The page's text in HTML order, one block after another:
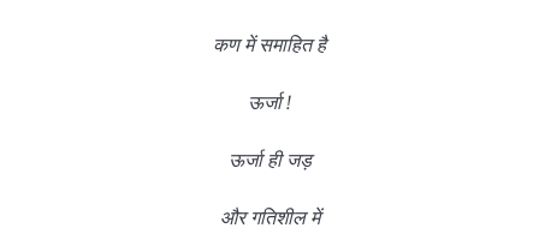
कण में समाहित है
ऊर्जा !
ऊर्जा ही जड़
और गतिशील में